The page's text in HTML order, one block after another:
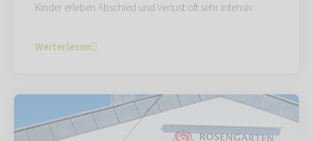
Kinder erleben Abschied und Verlust oft sehr intensiv.
Weiterlesen